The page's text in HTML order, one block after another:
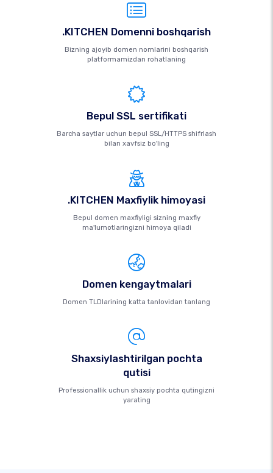
.KITCHEN Domenni boshqarish
Bizning ajoyib domen nomlarini boshqarish
platformamizdan rohatlaning
Bepul SSL sertifikati
Barcha saytlar uchun bepul SSL/HTTPS shifrlash
bilan xavfsiz bo'ling
.KITCHEN Maxfiylik himoyasi
Bepul domen maxfiyligi sizning maxfiy
ma'lumotlaringizni himoya qiladi
Domen kengaytmalari
Domen TLDlarining katta tanlovidan tanlang
Shaxsiylashtirilgan pochta
qutisi
Professionallik uchun shaxsiy pochta qutingizni
yarating